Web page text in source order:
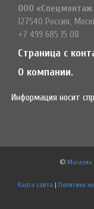
ООО «Спецмонтаж
127540 Россия,
+7 499 685 15 08
Страница с
О компании.
Информация носит
© Магазин
Карта сайта | Политика